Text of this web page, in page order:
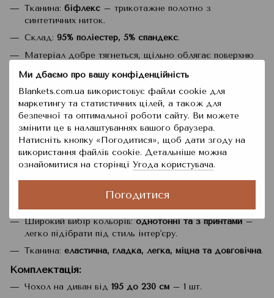
Ми дбаємо про вашу конфіденційність
Blankets.com.ua використовує файли cookie для
маркетингу та статистичних цілей, а також для
безпечної та оптимальної роботи сайту. Ви можете
змінити це в налаштуваннях вашого браузера.
Натисніть кнопку «Погодитися», щоб дати згоду на
використання файлів cookie. Детальніше можна
ознайомитися на сторінці Угода користувача.
Погодитися
Тканина: біфлекс – трикотажне полотно з
синтетичних ниток.
Склад: 95% поліестер, 5% спандекс.
Матеріал добре тягнеться, щільно облягає поверхню
зношення.
Легко встановлюється –у комплекті палички-
фіксаторидля заправки тканини у щілини між
подушками і спинкою.
Гумка по периметрузабезпечує надійну фіксацію.
Ідеальне рішення для оновлення старих меблів без
Широкий вибір кольорів:однотонні та з принтами–
легко підібрати під стиль інтер'єру.
Тканина: еластична, гладка, легка, міцна та довговічна.
Комплектація:
Чохол на диван від 195 до 230 см – 1 шт.